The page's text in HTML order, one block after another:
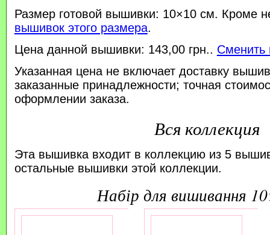
Размер готовой вышивки: 10×10 см. Кроме
вышивок этого размера.
Цена данной вышивки: 143,00 грн.. Сменить
Указанная цена не включает доставку
заказанные принадлежности; точная
оформлении заказа.
Вся коллекция
Эта вышивка входит в коллекцию из 5
остальные вышивки этой коллекции.
набір для вишивання